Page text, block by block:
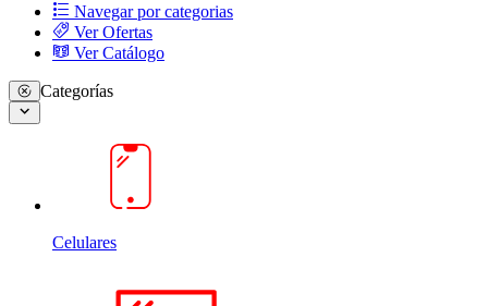
Navegar por categorias
Ver Ofertas
Ver Catálogo
Categorías
Celulares